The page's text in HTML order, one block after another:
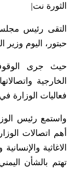
الثورة نت|
التقى رئيس مجلس
حبتور، اليوم
حيث جرى
الخارجية
فعاليات الوزارة
واستمع رئيس
أهم اتصالات
الاغاثية
تهتم بالشأن